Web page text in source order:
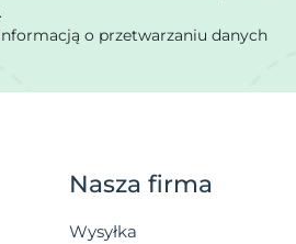
o przetwarzaniu danych
Nasza firma
Wysyłka